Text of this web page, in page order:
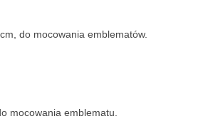
do mocowania emblematów.
mocowania emblematu.